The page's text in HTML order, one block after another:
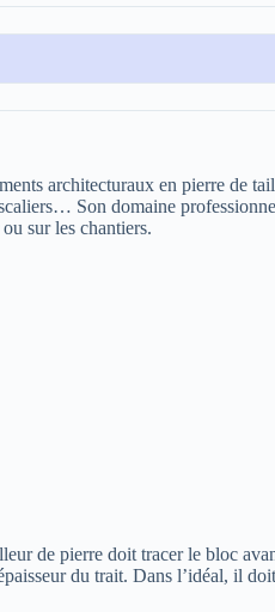
architecturaux en pierre de
Son domaine
sur les chantiers.
de pierre doit tracer le bloc
du trait. Dans l’idéal, il